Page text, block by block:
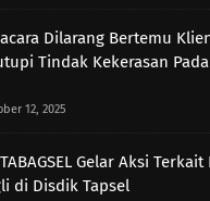
Dilarang Bertemu
Tindak Kekerasan
12, 2025
Gelar Aksi
di Disdik Tapsel